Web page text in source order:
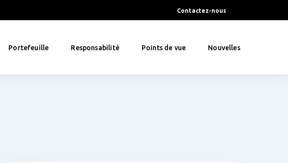
Contactez-nous
Portefeuille Responsabilité Points de vue Nouvelles